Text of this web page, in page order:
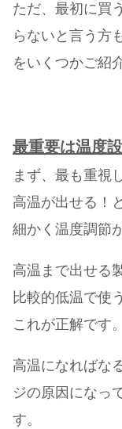
ただ、最初に買
らないと言う方
をいくつかご紹
最重要は温度設
まず、最も重視
高温が出せる！
細かく温度調節
高温まで出せる
比較的低温で使う
これが正解です。
高温になればな
ジの原因になっ
す。